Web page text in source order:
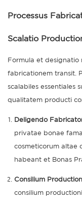
Processus
Scalatio
Formula et designatio
fabricationem transit.
scalabiles essentiales
qualitatem producti
Deligendo
privatae bonae
cosmeticorum altae
habeant et Bonas
Consilium
consilium